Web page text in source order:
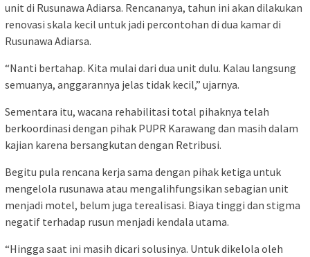
unit di Rusunawa Adiarsa. Rencananya, tahun ini akan dilakukan
renovasi skala kecil untuk jadi percontohan di dua kamar di
Rusunawa Adiarsa.
“Nanti bertahap. Kita mulai dari dua unit dulu. Kalau langsung
semuanya, anggarannya jelas tidak kecil,” ujarnya.
Sementara itu, wacana rehabilitasi total pihaknya telah
berkoordinasi dengan pihak PUPR Karawang dan masih dalam
kajian karena bersangkutan dengan Retribusi.
Begitu pula rencana kerja sama dengan pihak ketiga untuk
mengelola rusunawa atau mengalihfungsikan sebagian unit
menjadi motel, belum juga terealisasi. Biaya tinggi dan stigma
negatif terhadap rusun menjadi kendala utama.
“Hingga saat ini masih dicari solusinya. Untuk dikelola oleh